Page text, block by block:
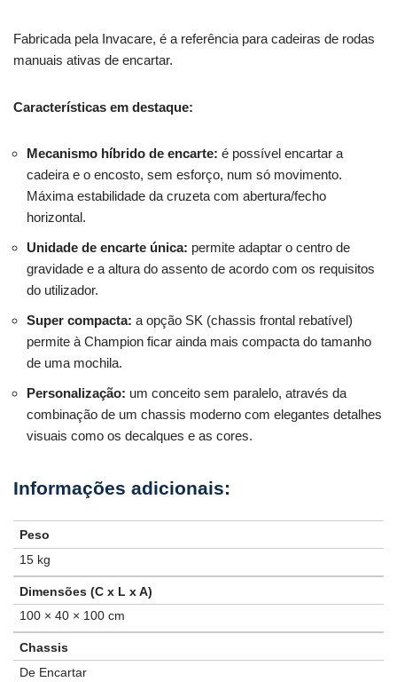
Fabricada pela Invacare, é a referência para cadeiras de rodas
manuais ativas de encartar.
Características em destaque:
Mecanismo híbrido de encarte: é possível encartar a
cadeira e o encosto, sem esforço, num só movimento.
Máxima estabilidade da cruzeta com abertura/fecho
horizontal.
Unidade de encarte única: permite adaptar o centro de
gravidade e a altura do assento de acordo com os requisitos
do utilizador.
Super compacta: a opção SK (chassis frontal rebatível)
permite à Champion ficar ainda mais compacta do tamanho
de uma mochila.
Personalização: um conceito sem paralelo, através da
combinação de um chassis moderno com elegantes detalhes
visuais como os decalques e as cores.
Peso
15 kg
Dimensões (C x L x A)
100 × 40 × 100 cm
Chassis
De Encartar